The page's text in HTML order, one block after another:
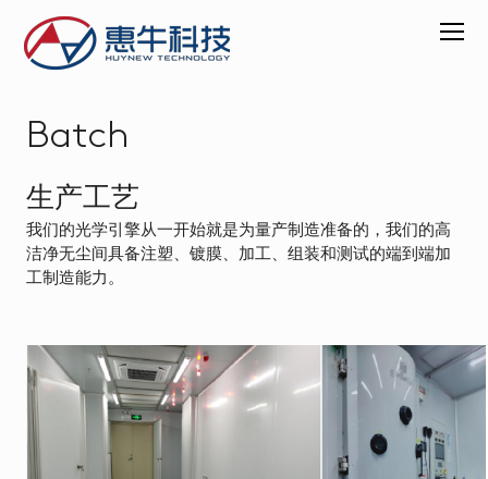
ABOUT
VR
超
薄
模
组
显
Batch
生产工艺
我们的光学引擎从一开始就是为量产制造准备的，我们的高
洁净无尘间具备注塑、镀膜、加工、组装和测试的端到端加
工制造能力。